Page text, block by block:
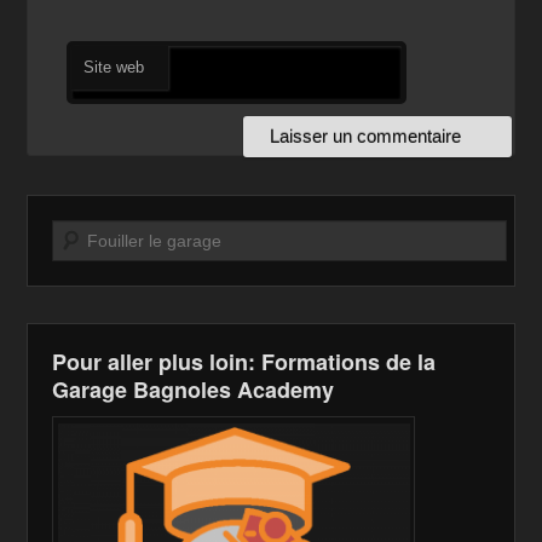
Site web
Recherche
Pour aller plus loin: Formations de la
Garage Bagnoles Academy